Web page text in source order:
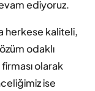
ediyoruz.
herkese kaliteli,
odaklı
firması olarak
ise